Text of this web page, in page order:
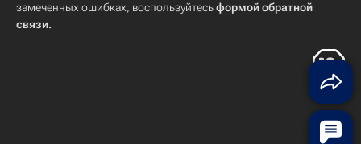
замеченных ошибках, воспользуйтесьформой обратной
связи.